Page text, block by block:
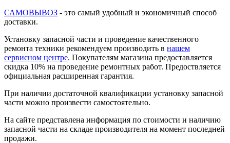
САМОВЫВОЗ - это самый удобный и экономичный способ
доставки.
Установку запасной части и проведение качественного
ремонта техники рекомендуем производить в нашем
сервисном центре. Покупателям магазина предоставляется
скидка 10% на проведение ремонтных работ. Предоствляется
официальная расширенная гарантия.
При наличии достаточной квалификации установку запасной
части можно произвести самостоятельно.
На сайте представлена информация по стоимости и наличию
запасной части на складе производителя на момент последней
продажи.